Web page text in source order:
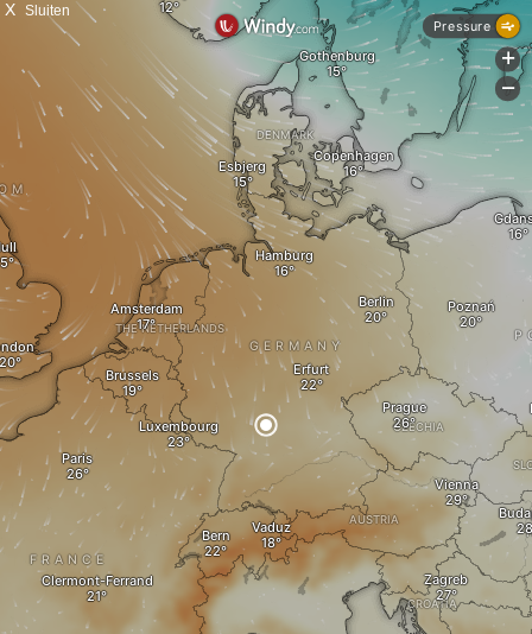
X Sluiten